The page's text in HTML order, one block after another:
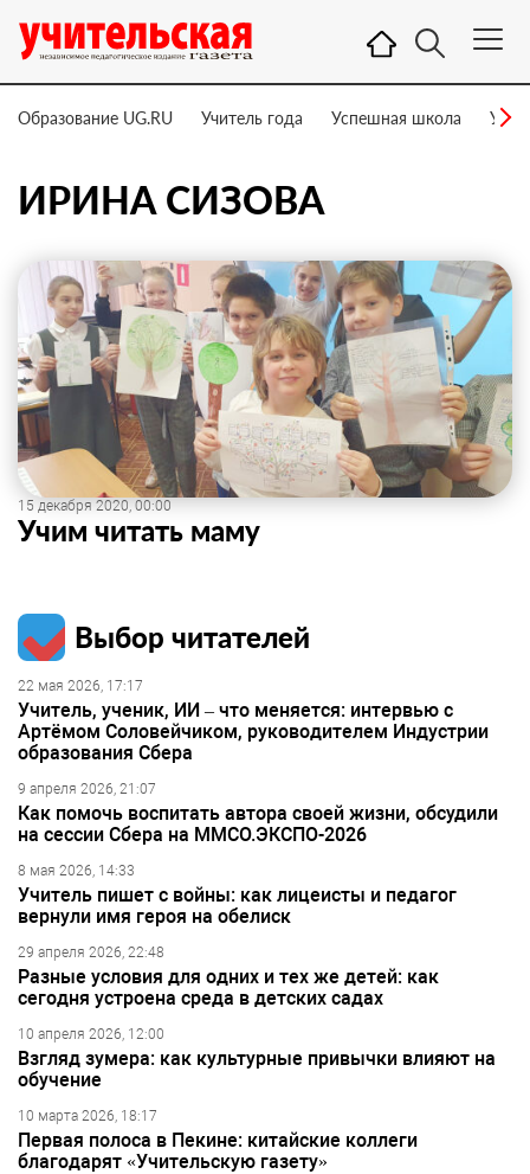
Образование UG.RU Учитель года Успешная школа
ИРИНА СИЗОВА
15 декабря 2020, 00:00
Учим читать маму
Выбор читателей
22 мая 2026, 17:17
Учитель, ученик, ИИ – что меняется: интервью с
Артёмом Соловейчиком, руководителем Индустрии
образования Сбера
9 апреля 2026, 21:07
Как помочь воспитать автора своей жизни, обсудили
на сессии Сбера на ММСО.ЭКСПО-2026
8 мая 2026, 14:33
Учитель пишет с войны: как лицеисты и педагог
вернули имя героя на обелиск
29 апреля 2026, 22:48
Разные условия для одних и тех же детей: как
сегодня устроена среда в детских садах
10 апреля 2026, 12:00
Взгляд зумера: как культурные привычки влияют на
обучение
10 марта 2026, 18:17
Первая полоса в Пекине: китайские коллеги
благодарят «Учительскую газету»